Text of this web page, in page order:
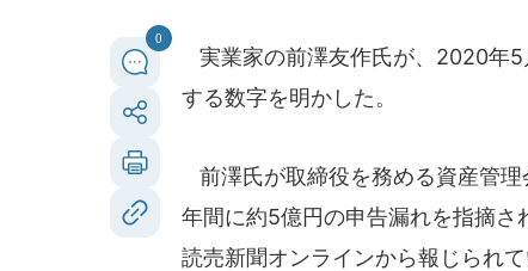
0
実業家の前澤友作氏が、2020年5
する数字を明かした。
前澤氏が取締役を務める資産管
年間に約5億円の申告漏れを指摘
読売新聞オンラインから報じられ